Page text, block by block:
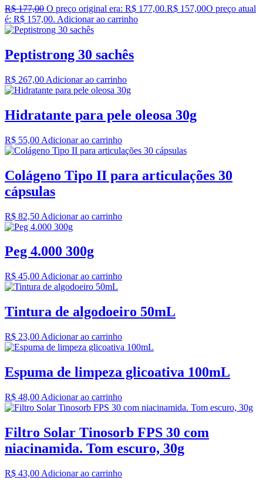
R$177,00 O preço original era: R$ 177,00.R$ 157,00O preço atual
é: R$ 157,00. Adicionar ao carrinho
Peptistrong 30 sachês
R$ 267,00 Adicionar ao carrinho
Hidratante para pele oleosa 30g
R$ 55,00 Adicionar ao carrinho
Colágeno Tipo II para articulações 30
cápsulas
R$ 82,50 Adicionar ao carrinho
Peg 4.000 300g
R$ 45,00 Adicionar ao carrinho
Tintura de algodoeiro 50mL
R$ 23,00 Adicionar ao carrinho
Espuma de limpeza glicoativa 100mL
R$ 48,00 Adicionar ao carrinho
Filtro Solar Tinosorb FPS 30 com
niacinamida. Tom escuro, 30g
R$ 43,00 Adicionar ao carrinho